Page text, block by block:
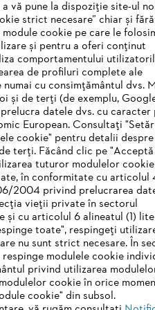
te la pagina de pornire
te la căutarea de locuri de muncă
pentru furnizori
de denunțare a neregulilor
a vă pune la dispoziție site-ul
strict necesare” chiar și fără
cookie pe care le
și pentru a oferi conținut
comportamentului
de profiluri complete ale
cu consimțământul dvs.
și de terți (de exemplu,
datele dvs. cu caracter
European. Consultați
cookie" pentru detalii
terți. Făcând clic pe
tuturor modulelor
în conformitate cu articolul
2004 privind prelucrarea
vieții private în sectorul
cu articolul 6 alineatul (1)
toate", respingeți
nu sunt strict necesare. În
modulele cookie
privind utilizarea
cookie în orice
cookie" din subsol.